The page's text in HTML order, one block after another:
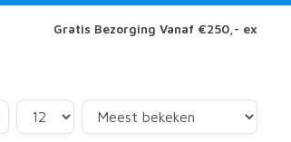
Gratis Bezorging Vanaf €250,- ex